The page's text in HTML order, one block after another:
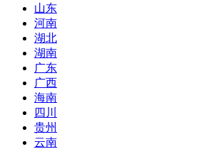
山东
河南
湖北
湖南
广东
广西
海南
四川
贵州
云南